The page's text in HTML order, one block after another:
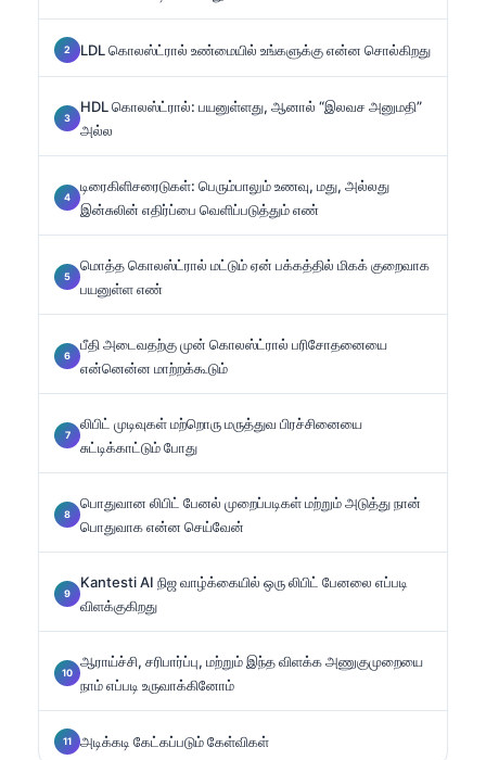
LDL கொலஸ்ட்ரால் உண்மையில் உங்களுக்கு என்ன சொல்கிறது
HDL கொலஸ்ட்ரால்: பயனுள்ளது, ஆனால் “இலவச அனுமதி”
அல்ல
டிரைகிளிசரைடுகள்: பெரும்பாலும் உணவு, மது, அல்லது
இன்சுலின் எதிர்ப்பை வெளிப்படுத்தும் எண்
மொத்த கொலஸ்ட்ரால் மட்டும் ஏன் பக்கத்தில் மிகக் குறைவாக
பயனுள்ள எண்
பீதி அடைவதற்கு முன் கொலஸ்ட்ரால் பரிசோதனையை
என்னென்ன மாற்றக்கூடும்
லிபிட் முடிவுகள் மற்றொரு மருத்துவ பிரச்சினையை
சுட்டிக்காட்டும் போது
பொதுவான லிபிட் பேனல் முறைப்படிகள் மற்றும் அடுத்து நான்
பொதுவாக என்ன செய்வேன்
Kantesti AI நிஜ வாழ்க்கையில் ஒரு லிபிட் பேனலை எப்படி
விளக்குகிறது
ஆராய்ச்சி, சரிபார்ப்பு, மற்றும் இந்த விளக்க அணுகுமுறையை
நாம் எப்படி உருவாக்கினோம்
அடிக்கடி கேட்கப்படும் கேள்விகள்